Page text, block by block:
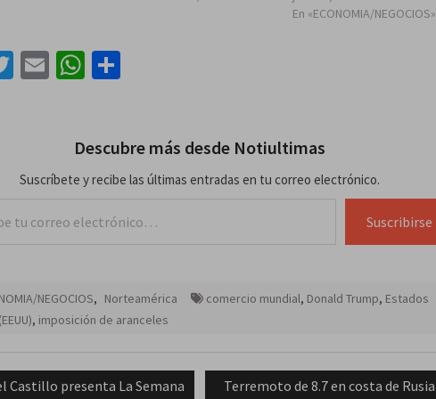
En «ECONOMIA/NEGOCIOS»
Twitter
EmailWhatsApp
Descubre más desde Notiultimas
Suscríbete y recibe las últimas entradas en tu correo electrónico.
Suscribirse
NEGOCIOS, Norteamérica comercio mundial, Donald Trump, Estados
, imposición de aranceles
Castillo presenta La Semana
Next
Terremoto de 8.7 en costa de Rusia